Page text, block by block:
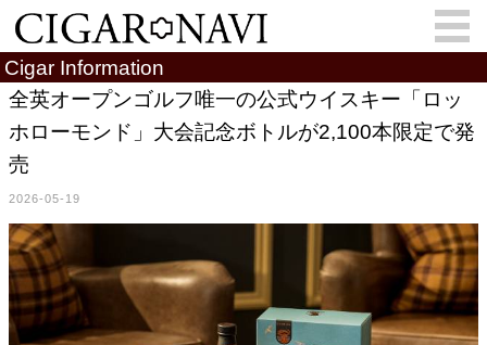
会員登録 お問い合わせ サインイン
Cigar Information
Memorandum 葉巻人
Cigar Map
Cigar Information
全英オープンゴルフ唯一の公式ウイスキー「ロッ
ホローモンド」大会記念ボトルが2,100本限定で発
売
2026-05-19